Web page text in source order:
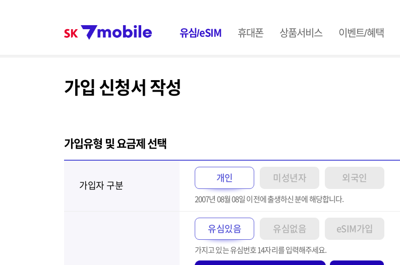
SK 7mobile
주메뉴
유심/eSIM 휴대폰 상품서비스 이벤트/혜택
가입 신청서 작성
가입유형 및 요금제 선택
가입자 구분
개인 미성년자 외국인
2007년 08월 08일 이전에 출생하신 분에 해당합니다.
유심있음 유심없음 eSIM가입
가지고 있는 유심번호 14자리를 입력해주세요.